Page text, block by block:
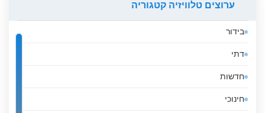
אל סלבדור
אלבניה
אלג&#039;יריה
אנגולה
ערוצים טלוויזיה קטגוריה
בידור
דתי
חדשות
חינוכי